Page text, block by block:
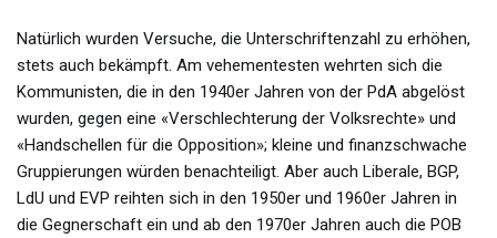
Natürlich wurden Versuche, die Unterschriftenzahl zu erhöhen,
stets auch bekämpft. Am vehementesten wehrten sich die
Kommunisten, die in den 1940er Jahren von der PdA abgelöst
wurden, gegen eine «Verschlechterung der Volksrechte» und
«Handschellen für die Opposition»; kleine und finanzschwache
Gruppierungen würden benachteiligt. Aber auch Liberale, BGP,
LdU und EVP reihten sich in den 1950er und 1960er Jahren in
die Gegnerschaft ein und ab den 1970er Jahren auch die POB